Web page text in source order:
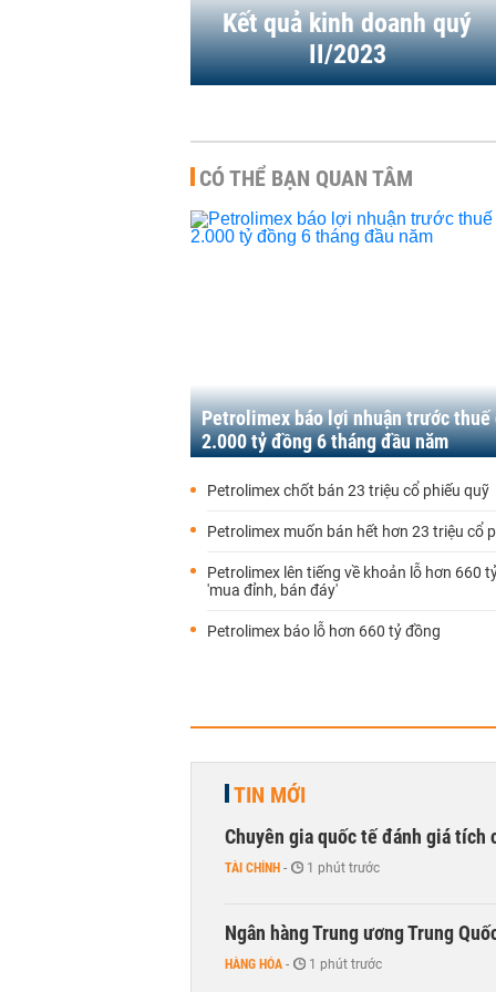
Kết quả kinh doanh quý
II/2023
07:13 | 05/09/2023
CÓ THỂ BẠN QUAN TÂM
Petrolimex báo lợi nhuận trước thuế
2.000 tỷ đồng 6 tháng đầu năm
Petrolimex chốt bán 23 triệu cổ phiếu quỹ
Petrolimex muốn bán hết hơn 23 triệu cổ
Petrolimex lên tiếng về khoản lỗ hơn 660
'mua đỉnh, bán đáy'
Petrolimex báo lỗ hơn 660 tỷ đồng
TIN MỚI
Chuyên gia quốc tế đánh giá tích
TÀI CHÍNH - 1 phút trước
Ngân hàng Trung ương Trung
HÀNG HÓA - 1 phút trước